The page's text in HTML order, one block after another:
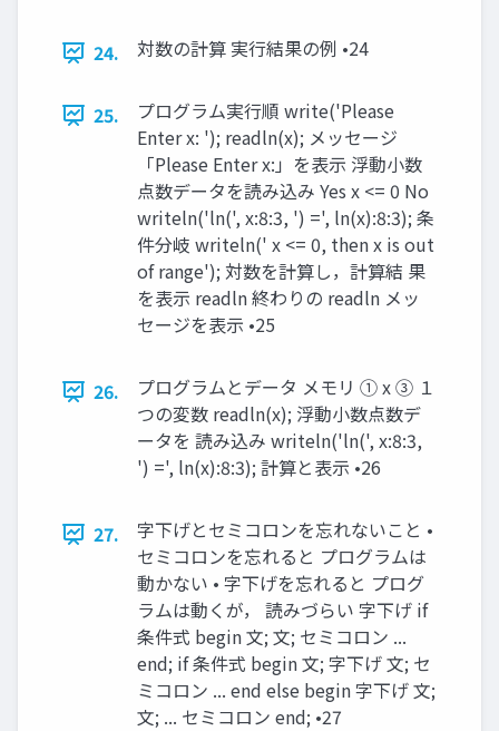
24. 対数の計算 実行結果の例 •24
25.
プログラム実行順 write('Please
Enter x: '); readln(x); メッセージ
「Please Enter x:」を表示 浮動小数
点数データを読み込み Yes x <= 0 No
writeln('ln(', x:8:3, ') =', ln(x):8:3); 条
件分岐 writeln(' x <= 0, then x is out
of range'); 対数を計算し，計算結 果
を表示 readln 終わりの readln メッ
セージを表示 •25
26.
プログラムとデータ メモリ ① x ③ １
つの変数 readln(x); 浮動小数点数デ
ータを 読み込み writeln('ln(', x:8:3,
') =', ln(x):8:3); 計算と表示 •26
27.
字下げとセミコロンを忘れないこと •
セミコロンを忘れると プログラムは
動かない • 字下げを忘れると プログ
ラムは動くが， 読みづらい 字下げ if
条件式 begin 文; 文; セミコロン ...
end; if 条件式 begin 文; 字下げ 文; セ
ミコロン ... end else begin 字下げ 文;
文; ... セミコロン end; •27